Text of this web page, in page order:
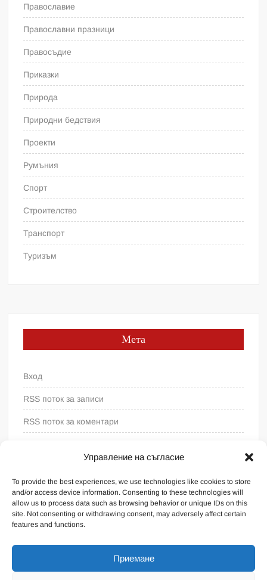
Управление на съгласие
To provide the best experiences, we use technologies like cookies to store
and/or access device information. Consenting to these technologies will
allow us to process data such as browsing behavior or unique IDs on this
site. Not consenting or withdrawing consent, may adversely affect certain
features and functions.
Приемане
Православие
Православни празници
Правосъдие
Приказки
Природа
Природни бедствия
Проекти
Румъния
Спорт
Строителство
Транспорт
Туризъм
Мета
Вход
RSS поток за записи
RSS поток за коментари